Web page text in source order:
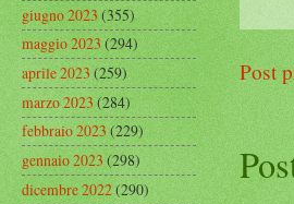
Post
giugno 2023(355)
maggio 2023(294)
aprile 2023(259)
marzo 2023(284)
febbraio 2023(229)
gennaio 2023(298)
dicembre 2022(290)